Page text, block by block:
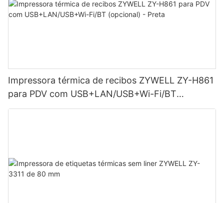
Impressora térmica de recibos ZYWELL ZY-H861
para PDV com USB+LAN/USB+Wi-Fi/BT
(opcional) - Preta